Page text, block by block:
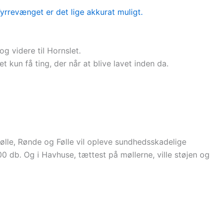
videre til Hornslet.
kun få ting, der når at blive lavet inden da.
Rønde og Følle vil opleve sundhedsskadelige
db. Og i Havhuse, tættest på møllerne, ville støjen og